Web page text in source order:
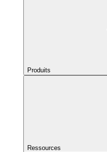
Produits
Ressources